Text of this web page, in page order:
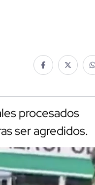
procesados
ser agredidos.